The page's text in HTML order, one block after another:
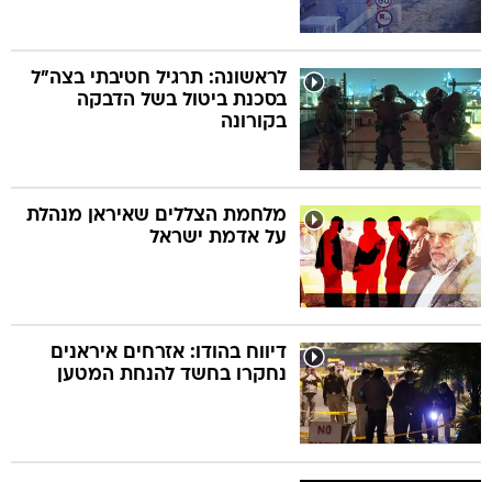
לראשונה: תרגיל חטיבתי בצה"ל
בסכנת ביטול בשל הדבקה
בקורונה
מלחמת הצללים שאיראן מנהלת
על אדמת ישראל
דיווח בהודו: אזרחים איראנים
נחקרו בחשד להנחת המטען